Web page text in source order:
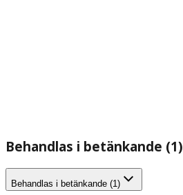
Behandlas i betänkande (1)
Behandlas i betänkande (1)